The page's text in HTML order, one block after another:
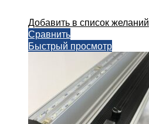
Добавить в список желаний
Сравнить
Быстрый просмотр